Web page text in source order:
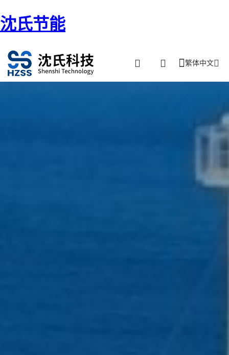
沈氏节能
繁体中文
首页 / 海工飞机-FSRU、FLNG、FPSO、油气区系统